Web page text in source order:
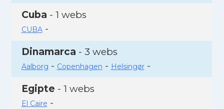
Cuba - 1 webs
CUBA-
Dinamarca - 3 webs
Aalborg - Copenhagen - Helsingør-
Egipte - 1 webs
El Caire -